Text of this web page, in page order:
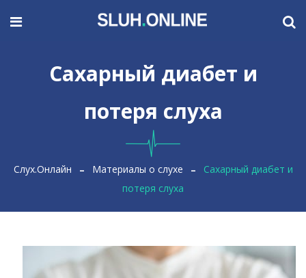
Сахарный диабет и
потеря слуха
Слух.Онлайн Материалы о слухе
Сахарный диабет и
потеря слуха